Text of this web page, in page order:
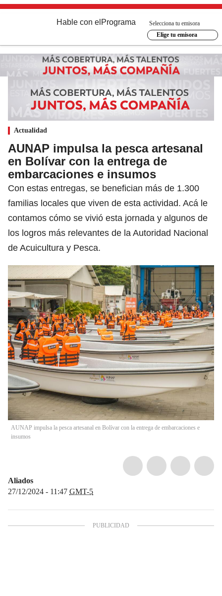
Hable con el Programa
Selecciona tu emisora
Elige tu emisora
Actualidad
AUNAP impulsa la pesca artesanal
en Bolívar con la entrega de
embarcaciones e insumos
Con estas entregas, se benefician más de 1.300
familias locales que viven de esta actividad. Acá le
contamos cómo se vivió esta jornada y algunos de
los logros más relevantes de la Autoridad Nacional
de Acuicultura y Pesca.
AUNAP impulsa la pesca artesanal en Bolívar con la entrega de embarcaciones e
insumos
Aliados
27/12/2024 - 11:47 GMT-5